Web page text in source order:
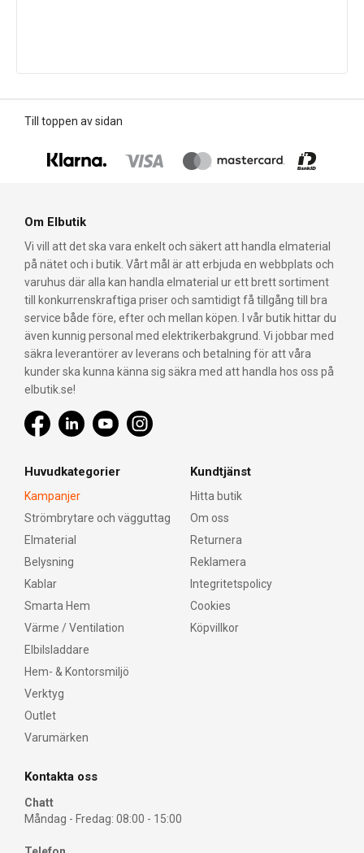
Till toppen av sidan
Om Elbutik
Vi vill att det ska vara enkelt och säkert att handla elmaterial
på nätet och i butik. Vårt mål är att erbjuda en webbplats och
varuhus där alla kan handla elmaterial ur ett brett sortiment
till konkurrenskraftiga priser och samtidigt få tillgång till bra
service både före, efter och mellan köpen. I vår butik hittar du
även kunnig personal med elektrikerbakgrund. Vi jobbar med
säkra leverantörer av leverans och betalning för att våra
kunder ska kunna känna sig säkra med att handla hos oss på
elbutik.se!
Huvudkategorier
Kampanjer
Strömbrytare och vägguttag
Elmaterial
Belysning
Kablar
Smarta Hem
Värme / Ventilation
Elbilsladdare
Hem- & Kontorsmiljö
Verktyg
Outlet
Varumärken
Kundtjänst
Hitta butik
Om oss
Returnera
Reklamera
Integritetspolicy
Cookies
Köpvillkor
Kontakta oss
Chatt
Måndag - Fredag: 08:00 - 15:00